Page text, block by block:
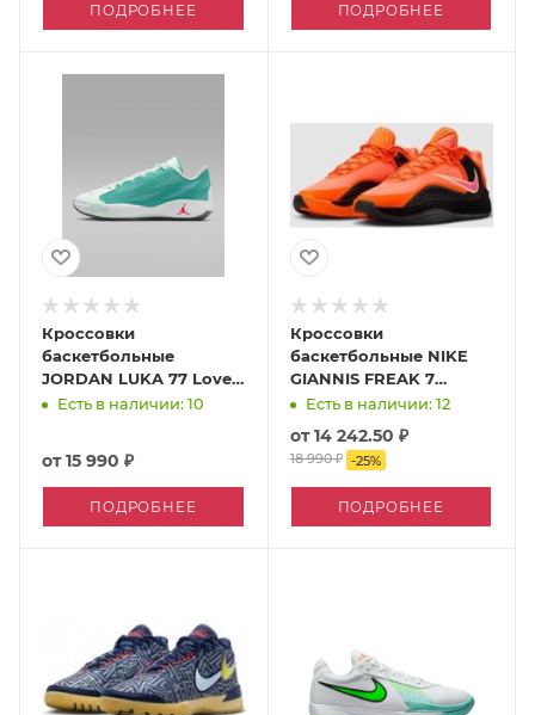
ПОДРОБНЕЕ ПОДРОБНЕЕ
Кроссовки
баскетбольные
JORDAN LUKA 77 Love
Letter
Есть в наличии: 10
от15 990 ₽
ПОДРОБНЕЕ
Кроссовки
баскетбольные NIKE
GIANNIS FREAK 7
Ignition
Есть в наличии: 12
от14 242.50 ₽
18 990 ₽ -25%
ПОДРОБНЕЕ